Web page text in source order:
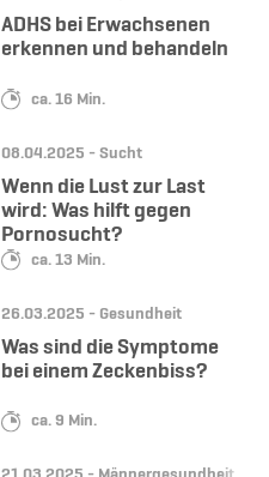
Lesedauer:
ca. 16 Min.
ADHS bei Erwachsenen
erkennen und behandeln
Datum:
08.04.2025 - Kategorie:
Sucht
Lesedauer:
ca. 13 Min.
Wenn die Lust zur Last
wird: Was hilft gegen
Pornosucht?
Datum:
26.03.2025 - Kategorie:
Gesundheit
Lesedauer:
ca. 9 Min.
Was sind die Symptome
bei einem Zeckenbiss?